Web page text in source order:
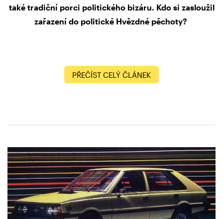
také tradiční porci politického bizáru. Kdo si zasloužil
zařazení do politické Hvězdné pěchoty?
PŘEČÍST CELÝ ČLÁNEK